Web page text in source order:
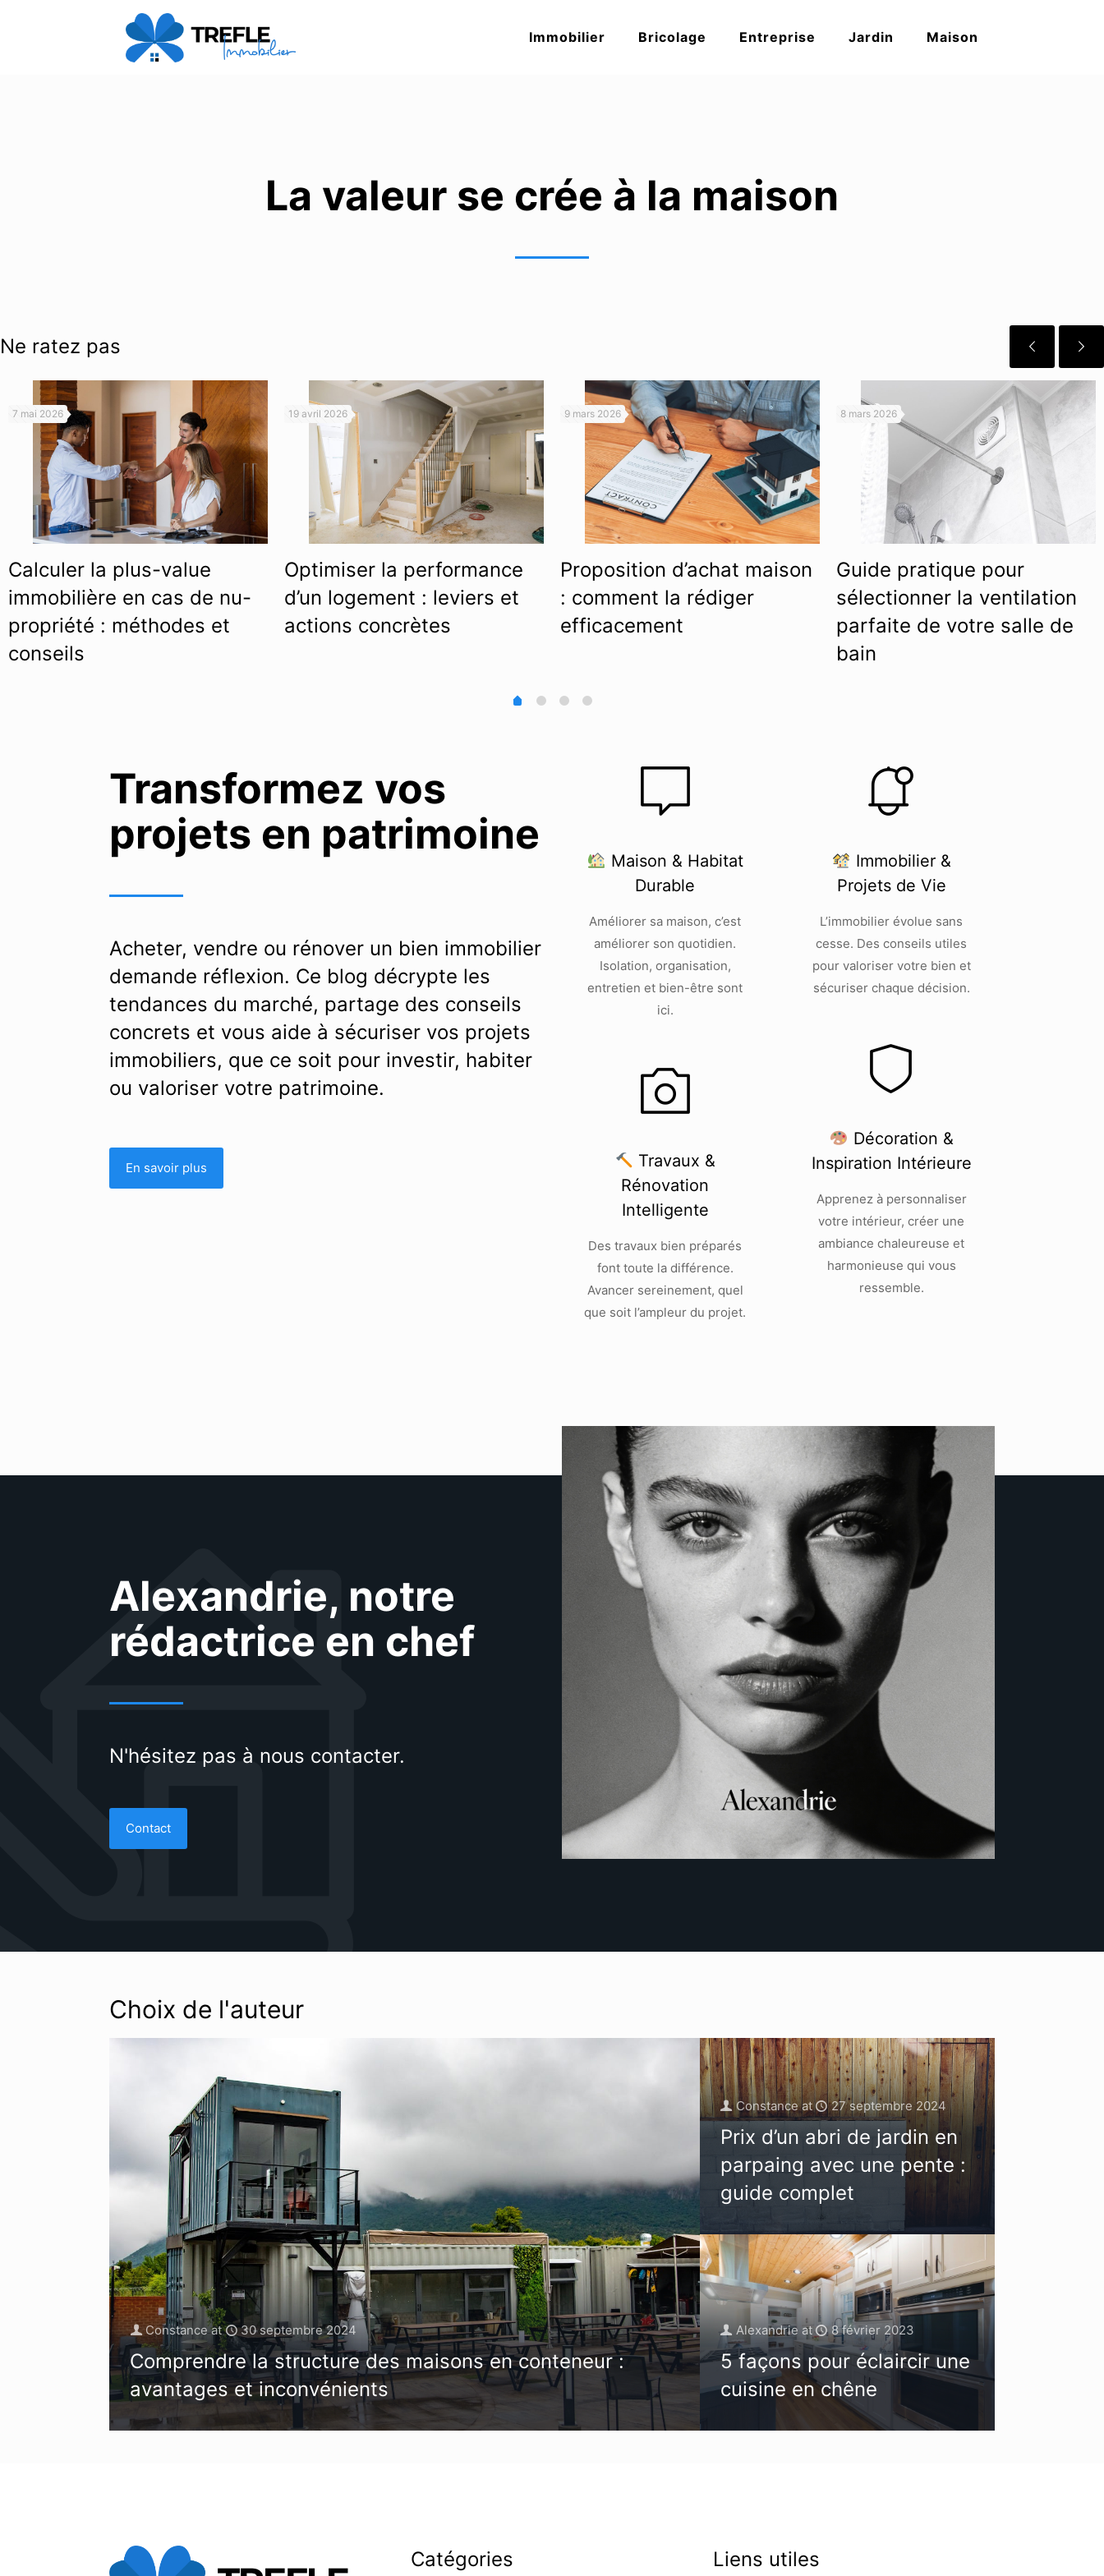
Immobilier Bricolage Entreprise Jardin Maison
La valeur se crée à la maison
Ne ratez pas
7 mai 2026
Calculer la plus-value
immobilière en cas de nu-
propriété : méthodes et
conseils
19 avril 2026
Optimiser la performance
d’un logement : leviers et
actions concrètes
9 mars 2026
Proposition d’achat maison
: comment la rédiger
efficacement
8 mars 2026
Guide pratique pour
sélectionner la ventilation
parfaite de votre salle de
bain
Transformez vos
projets en patrimoine
Acheter, vendre ou rénover un bien immobilier
demande réflexion. Ce blog décrypte les
tendances du marché, partage des conseils
concrets et vous aide à sécuriser vos projets
immobiliers, que ce soit pour investir, habiter
ou valoriser votre patrimoine.
En savoir plus
Maison & Habitat
Durable
Améliorer sa maison, c’est
améliorer son quotidien.
Isolation, organisation,
entretien et bien-être sont
ici.
Travaux &
Rénovation
Intelligente
Des travaux bien préparés
font toute la différence.
Avancer sereinement, quel
que soit l’ampleur du projet.
Immobilier &
Projets de Vie
L’immobilier évolue sans
cesse. Des conseils utiles
pour valoriser votre bien et
sécuriser chaque décision.
Décoration &
Inspiration Intérieure
Apprenez à personnaliser
votre intérieur, créer une
ambiance chaleureuse et
harmonieuse qui vous
ressemble.
Alexandrie, notre
rédactrice en chef
N'hésitez pas à nous contacter.
Contact
Choix de l'auteur
Constance at 30 septembre 2024
Comprendre la structure des maisons en conteneur :
avantages et inconvénients
Constance at 27 septembre 2024
Prix d’un abri de jardin en
parpaing avec une pente :
guide complet
Alexandrie at 8 février 2023
5 façons pour éclaircir une
cuisine en chêne
Catégories Liens utiles